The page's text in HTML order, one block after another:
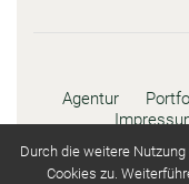
Agentur
© Copyright
Durch die weitere
Cookies zu.